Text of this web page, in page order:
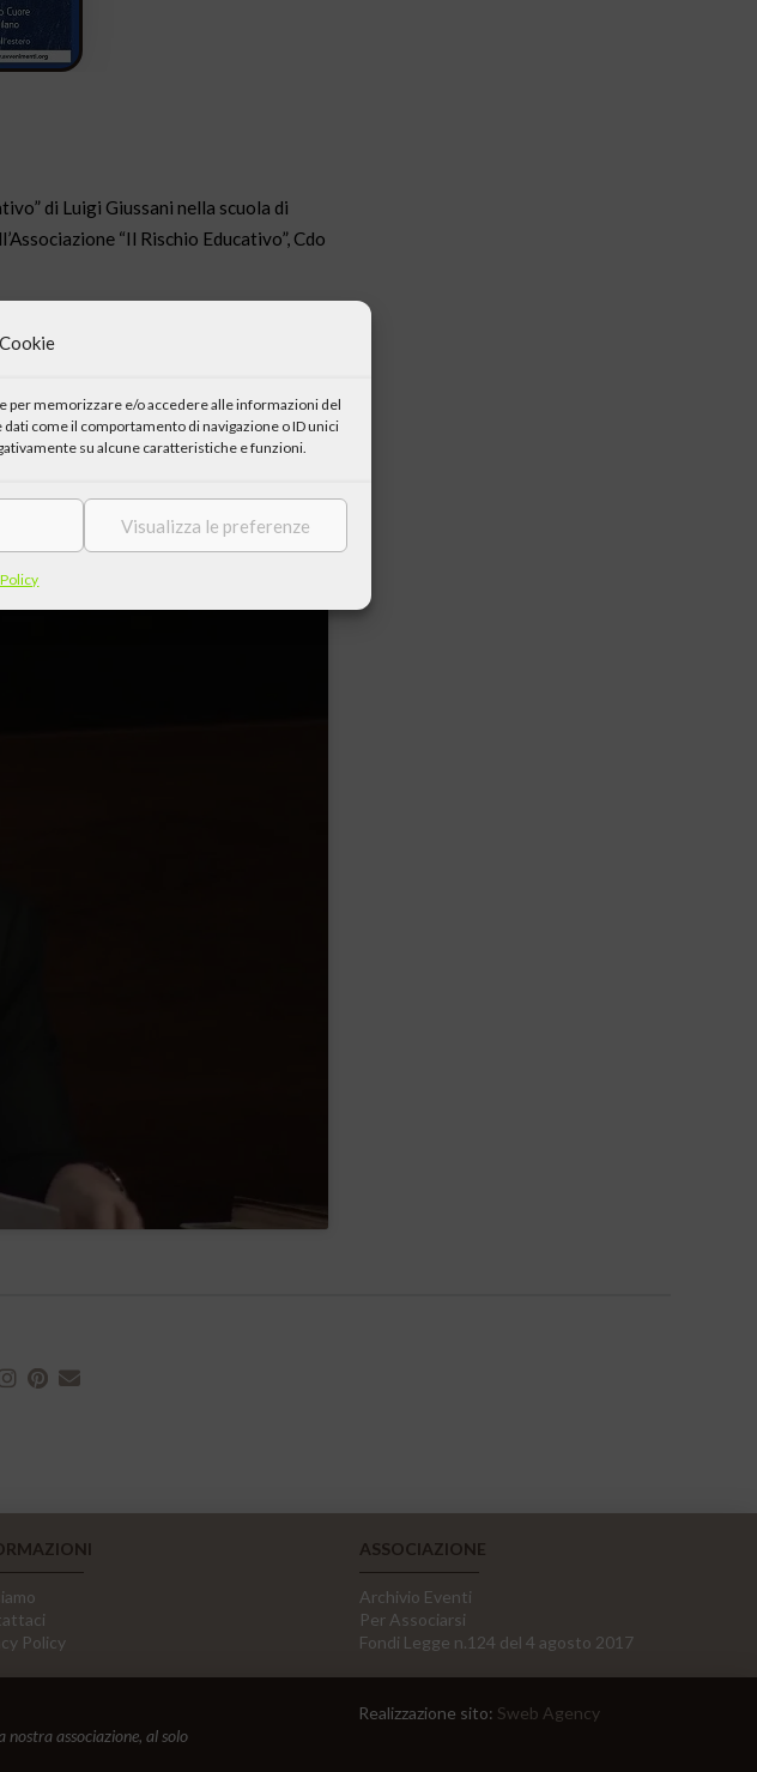
memorizzare e/o accedere alle informazioni del
come il comportamento di navigazione o ID unici
su alcune caratteristiche e funzioni.
Visualizza le preferenze
di Luigi Giussani nella scuola di
“Il Rischio Educativo”, Cdo
e Liberazione
Policy
ASSOCIAZIONE
Archivio Eventi
Per Associarsi
Fondi Legge n.124 del 4 agosto 2017
associazione, al solo
Realizzazione sito: Sweb Agency